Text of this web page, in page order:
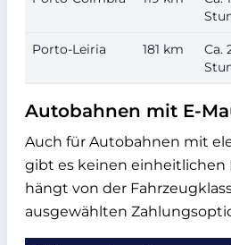
Porto-Leiria 181 km
Ca.
Autobahnen mit E-
Auch für Autobahnen mit
gibt es keinen einheitlichen
hängt von der
ausgewählten